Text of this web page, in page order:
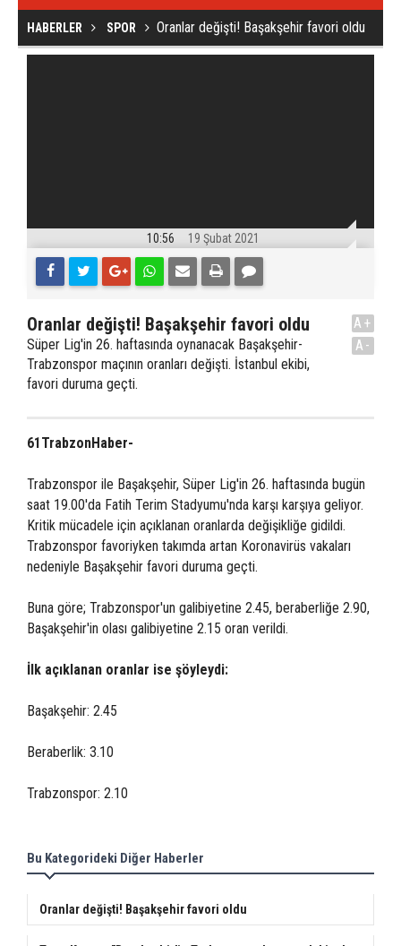
karşısındaki
HABERLER SPOR Oranlar değişti! Başakşehir favori oldu
10:56 19 Şubat 2021
Oranlar değişti! Başakşehir favori oldu
Süper Lig'in 26. haftasında oynanacak Başakşehir-
Trabzonspor maçının oranları değişti. İstanbul ekibi,
favori duruma geçti.
A+
A-
61TrabzonHaber-
Trabzonspor ile Başakşehir, Süper Lig'in 26. haftasında bugün
saat 19.00'da Fatih Terim Stadyumu'nda karşı karşıya geliyor.
Kritik mücadele için açıklanan oranlarda değişikliğe gidildi.
Trabzonspor favoriyken takımda artan Koronavirüs vakaları
nedeniyle Başakşehir favori duruma geçti.
Buna göre; Trabzonspor'un galibiyetine 2.45, beraberliğe 2.90,
Başakşehir'in olası galibiyetine 2.15 oran verildi.
İlk açıklanan oranlar ise şöyleydi:
Başakşehir: 2.45
Beraberlik: 3.10
Trabzonspor: 2.10
Bu Kategorideki Diğer Haberler
Oranlar değişti! Başakşehir favori oldu